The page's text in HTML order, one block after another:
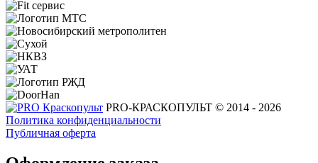
PRO-КРАСКОПУЛЬТ © 2014 - 2026
Политика конфиденциальности
Публичная оферта